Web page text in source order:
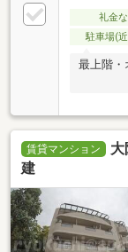
礼金
駐車場(
最上階・
賃貸マンション
建